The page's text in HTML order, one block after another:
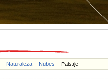
Naturaleza Nubes Paisaje